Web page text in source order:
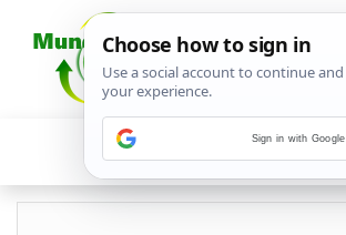
Sign in with Google